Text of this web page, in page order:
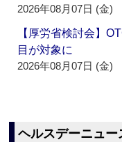
2026年08月07日 (金)
【厚労省検討会】
目が対象に
2026年08月07日 (金)
ヘルスデーニュー